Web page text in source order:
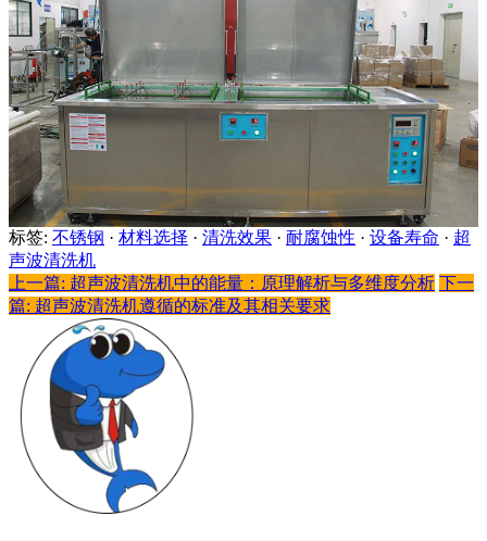
标签: 不锈钢 · 材料选择 · 清洗效果 · 耐腐蚀性 · 设备寿命 · 超
声波清洗机
上一篇: 超声波清洗机中的能量：原理解析与多维度分析 下一
篇: 超声波清洗机遵循的标准及其相关要求